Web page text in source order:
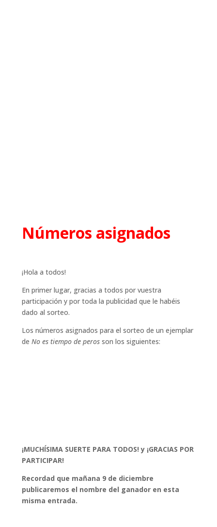
Números asignados
¡Hola a todos!
En primer lugar, gracias a todos por vuestra
participación y por toda la publicidad que le habéis
dado al sorteo.
Los números asignados para el sorteo de un ejemplar
de No es tiempo de perosson los siguientes:
¡MUCHÍSIMA SUERTE PARA TODOS! y ¡GRACIAS POR
PARTICIPAR!
Recordad que mañana 9 de diciembre
publicaremos el nombre del ganador en esta
misma entrada.